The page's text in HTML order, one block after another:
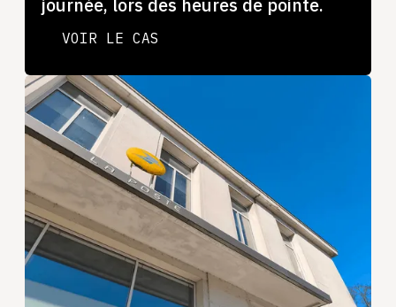
journée, lors des heures de pointe.
VOIR LE CAS